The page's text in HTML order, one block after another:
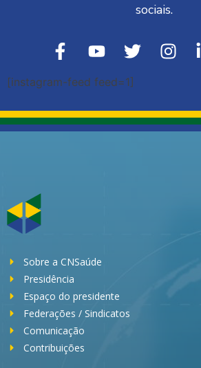
sociais.
[instagram-feed feed=1]
Sobre a CNSaúde
Presidência
Espaço do presidente
Federações / Sindicatos
Comunicação
Contribuições